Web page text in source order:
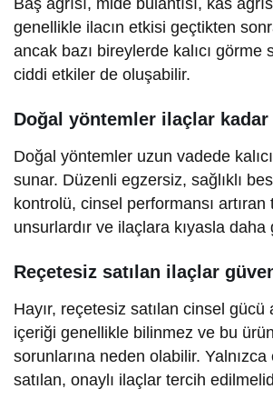
genellikle ilacın etkisi geçtikten
ancak bazı bireylerde kalıcı görme
ciddi etkiler de oluşabilir.
Doğal yöntemler ilaçlar
Doğal yöntemler uzun vadede
sunar. Düzenli egzersiz, sağlıklı
kontrolü, cinsel performansı artıran
unsurlardır ve ilaçlara kıyasla daha
Reçetesiz satılan ilaçlar
Hayır, reçetesiz satılan cinsel gücü
içeriği genellikle bilinmez ve bu
sorunlarına neden olabilir.
satılan, onaylı ilaçlar tercih